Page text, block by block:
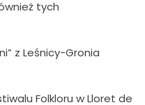
tych
z Leśnicy-Gronia
Folkloru w Lloret de